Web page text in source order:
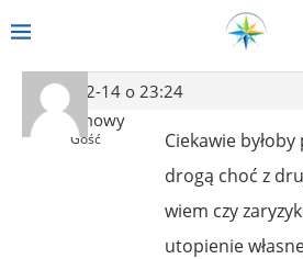
2014-02-14 o 23:24
Anonimowy
Gość
Ciekawie
drogą choć z
wiem czy
utopienie